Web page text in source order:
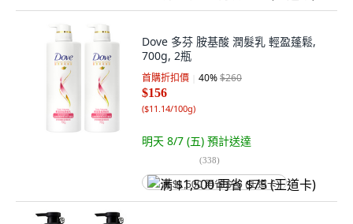
Dove 多芬 胺基酸 潤髮乳 輕盈蓬鬆,
700g, 2瓶
首購折扣價 40%$260
$156
($11.14/100g)
明天 8/7 (五) 預計送達
(338)
满 $1,500 再省 $75 (王道卡)